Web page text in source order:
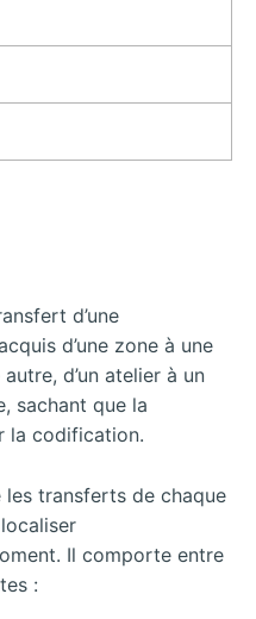
d’une
d’une zone à une
d’un atelier à un
sachant que la
la codification.
transferts de chaque
Il comporte entre
: